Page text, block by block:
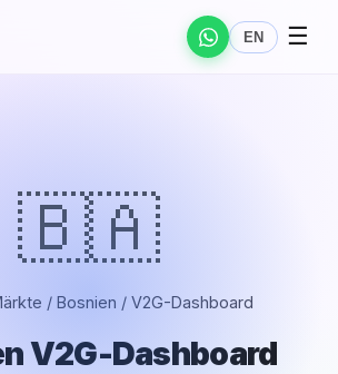
EN ☰
🇧🇦
/ Bosnien / V2G-Dashboard
V2G-Dashboard